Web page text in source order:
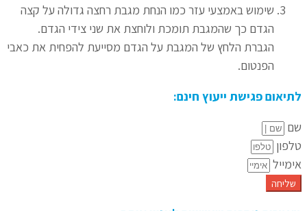
שימוש באמצעי עזר כמו הנחת מגבת רחצה גדולה על קצה
הגדם כך שהמגבת תומכת ולוחצת את שני צידי הגדם.
הגברת הלחץ של המגבת על הגדם מסייעת להפחית את כאבי
הפנטום.
לתיאום פגישת ייעוץ חינם:
שם
טלפון
אימייל
שליחה